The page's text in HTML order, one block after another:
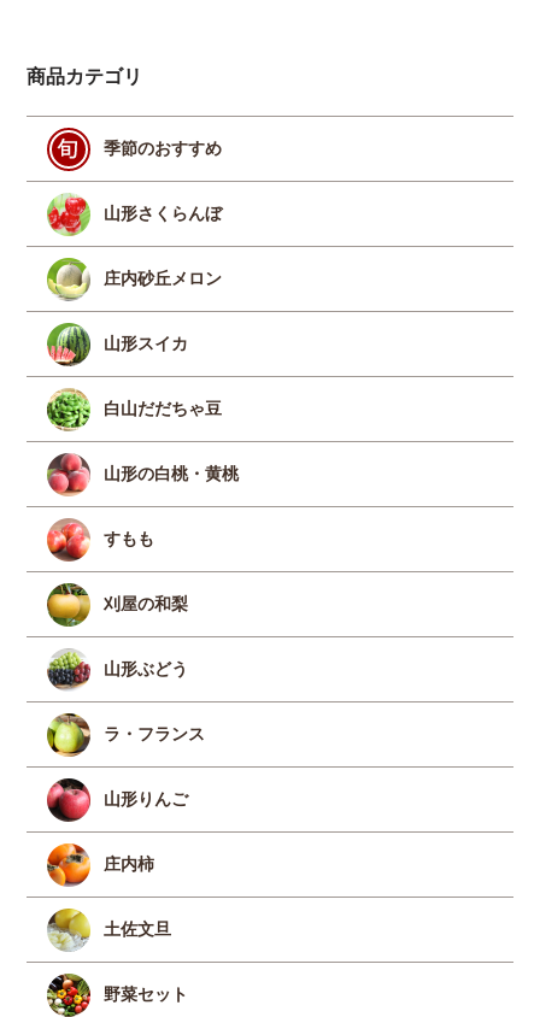
商品カテゴリ
季節のおすすめ
山形さくらんぼ
庄内砂丘メロン
山形スイカ
白山だだちゃ豆
山形の白桃・黄桃
すもも
刈屋の和梨
山形ぶどう
ラ・フランス
山形りんご
庄内柿
土佐文旦
野菜セット